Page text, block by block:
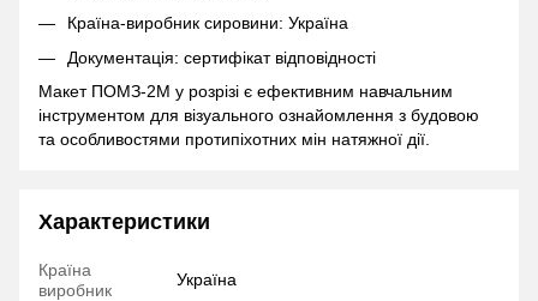
Країна-виробник сировини: Україна
Документація: сертифікат відповідності
Макет ПОМЗ-2М у розрізі є ефективним навчальним
інструментом для візуального ознайомлення з будовою
та особливостями протипіхотних мін натяжної дії.
Характеристики
Країна
виробник
Україна